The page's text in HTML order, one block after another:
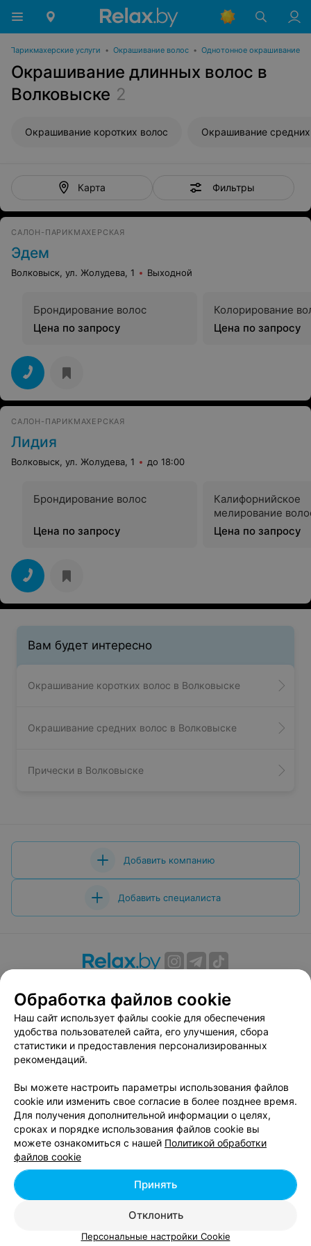
Парикмахерские услуги • Окрашивание волос • Однотонное окрашивание
Окрашивание длинных волос в
Волковыске 2
Окрашивание коротких волос Окрашивание
Карта Фильтры
САЛОН-ПАРИКМАХЕРСКАЯ
Эдем
Волковыск, ул. Жолудева, 1 Выходной
Брондирование волос
Цена по запросу
Колорирование
Цена по запросу
САЛОН-ПАРИКМАХЕРСКАЯ
Лидия
Волковыск, ул. Жолудева, 1 до 18:00
Брондирование волос
Цена по запросу
Калифорнийское
мелирование
Цена по запросу
Вам будет интересно
Окрашивание коротких волос в Волковыске
Окрашивание средних волос в Волковыске
Прически в Волковыске
Добавить компанию
Добавить специалиста
Вакансии
Публичный договор
Способы оплаты
Публичный договор по использованию сервиса
«Афиша»
Пользовательское соглашение
Связаться по вопросам сотрудничества
Написать руководителю relax.by
Персональные настройки cookie
Обработка персональных данных
| 220012, Республика Беларусь, г. Минск,
улица Толбухина, 2, пом. 16 | info@relax.by
Обработка файлов cookie
Наш сайт использует файлы cookie для обеспечения
удобства пользователей сайта, его улучшения, сбора
статистики и предоставления персонализированных
рекомендаций.
Вы можете настроить параметры использования файлов
cookie или изменить свое согласие в более позднее время.
Для получения дополнительной информации о целях,
сроках и порядке использования файлов cookie вы
можете ознакомиться с нашей Политикой обработки
файлов cookie
Отклонить
Принять
Персональные настройки Cookie